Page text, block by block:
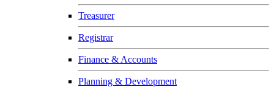
Treasurer
Registrar
Finance & Accounts
Planning & Development